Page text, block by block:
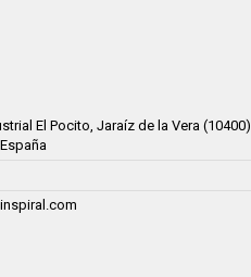
El Pocito, Jaraíz de la Vera (10400)